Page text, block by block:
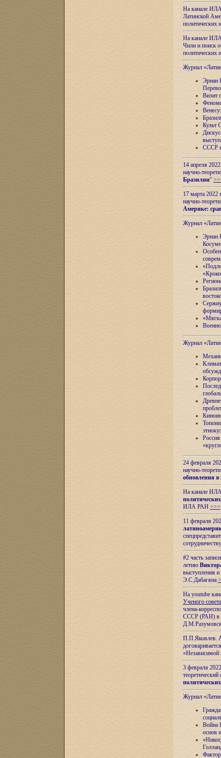
На канале
Латинской
На канале
Чили и поиск
Журнал
Эрнан
Визит
Культ
СССР и
14 апреля
научно-
Бразилии"
17 марта 2022
научно-
Америке:
Журнал
Эрнан
Журнал
24 февраля
научно-
обновления в
На канале
ИЛА РАН >>>
11 февраля
#2 часть
летию
выступления
Э.С.Дабагяна
На youtube
Ученого
члена-
СССР (РАН) в
П.П.Яковлев.
«Независимой
3 февраля
теоретический
Журнал
Война
основ